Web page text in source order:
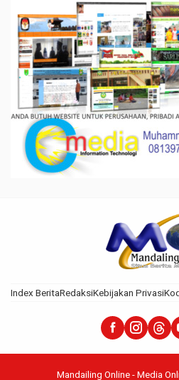
Index BeritaRedaksiKebijakan Privasi
Mandailing Online - Media